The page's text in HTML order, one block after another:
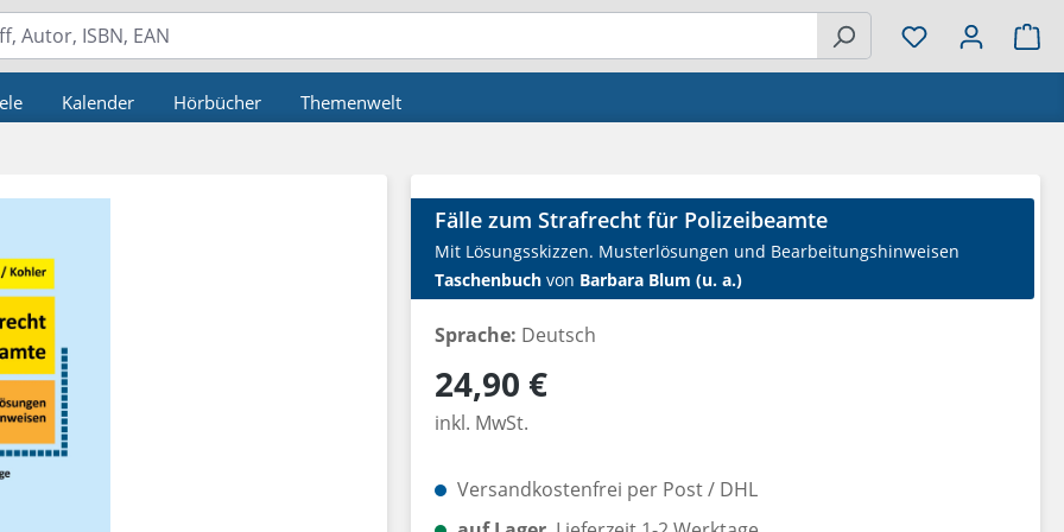
Kalender Hörbücher Themenwelt
Fälle zum Strafrecht für Polizeibeamte
Mit Lösungsskizzen. Musterlösungen und Bearbeitungshinweisen
Taschenbuch von Barbara Blum (u. a.)
Sprache: Deutsch
Regulärer Preis:
24,90 €
inkl. MwSt.
Versandkostenfrei per Post / DHL